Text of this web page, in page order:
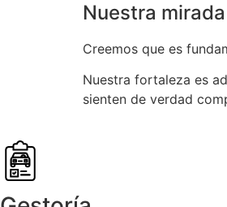
Nuestra
Creemos que es
Nuestra fortaleza es
sienten de verdad